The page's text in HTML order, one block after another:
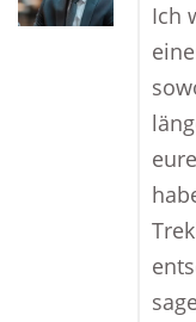
Ich